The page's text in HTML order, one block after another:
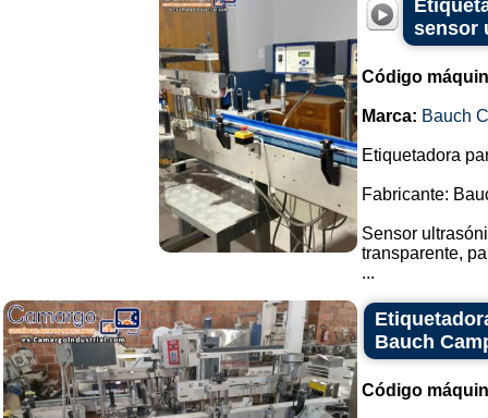
sensor
Código
Marca: Bauch
Etiquetadora
Fabricante:
Sensor
transparente,
...
Bauch
Código